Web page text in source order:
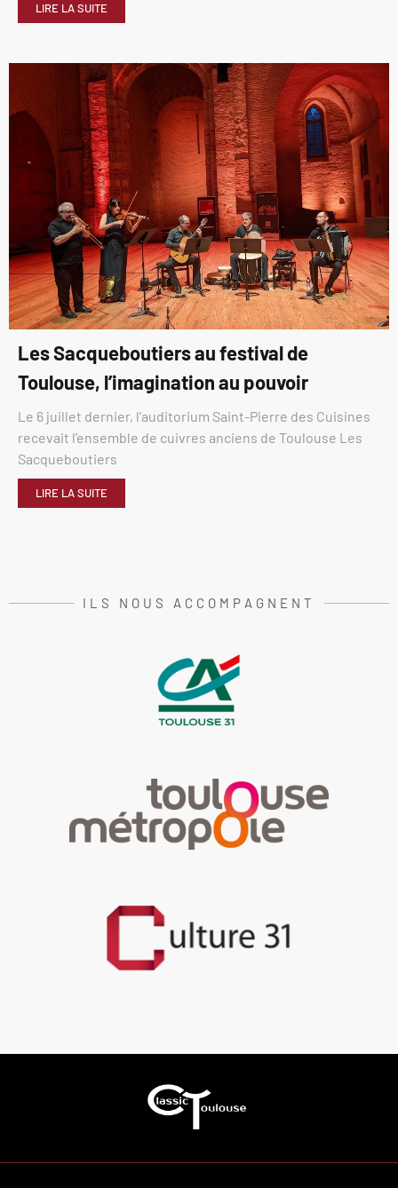
LIRE LA SUITE
Les Sacqueboutiers au festival de
Toulouse, l’imagination au pouvoir
Le 6 juillet dernier, l’auditorium Saint-Pierre des Cuisines
recevait l’ensemble de cuivres anciens de Toulouse Les
Sacqueboutiers
LIRE LA SUITE
ILS NOUS ACCOMPAGNENT